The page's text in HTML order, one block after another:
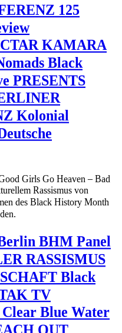
125
KAMARA
Black
PRESENTS
Kolonial
Girls Go Heaven – Bad
Rassismus von
des Black History Month
BHM Panel
RASSISMUS
Black
TV
Blue Water
OUT